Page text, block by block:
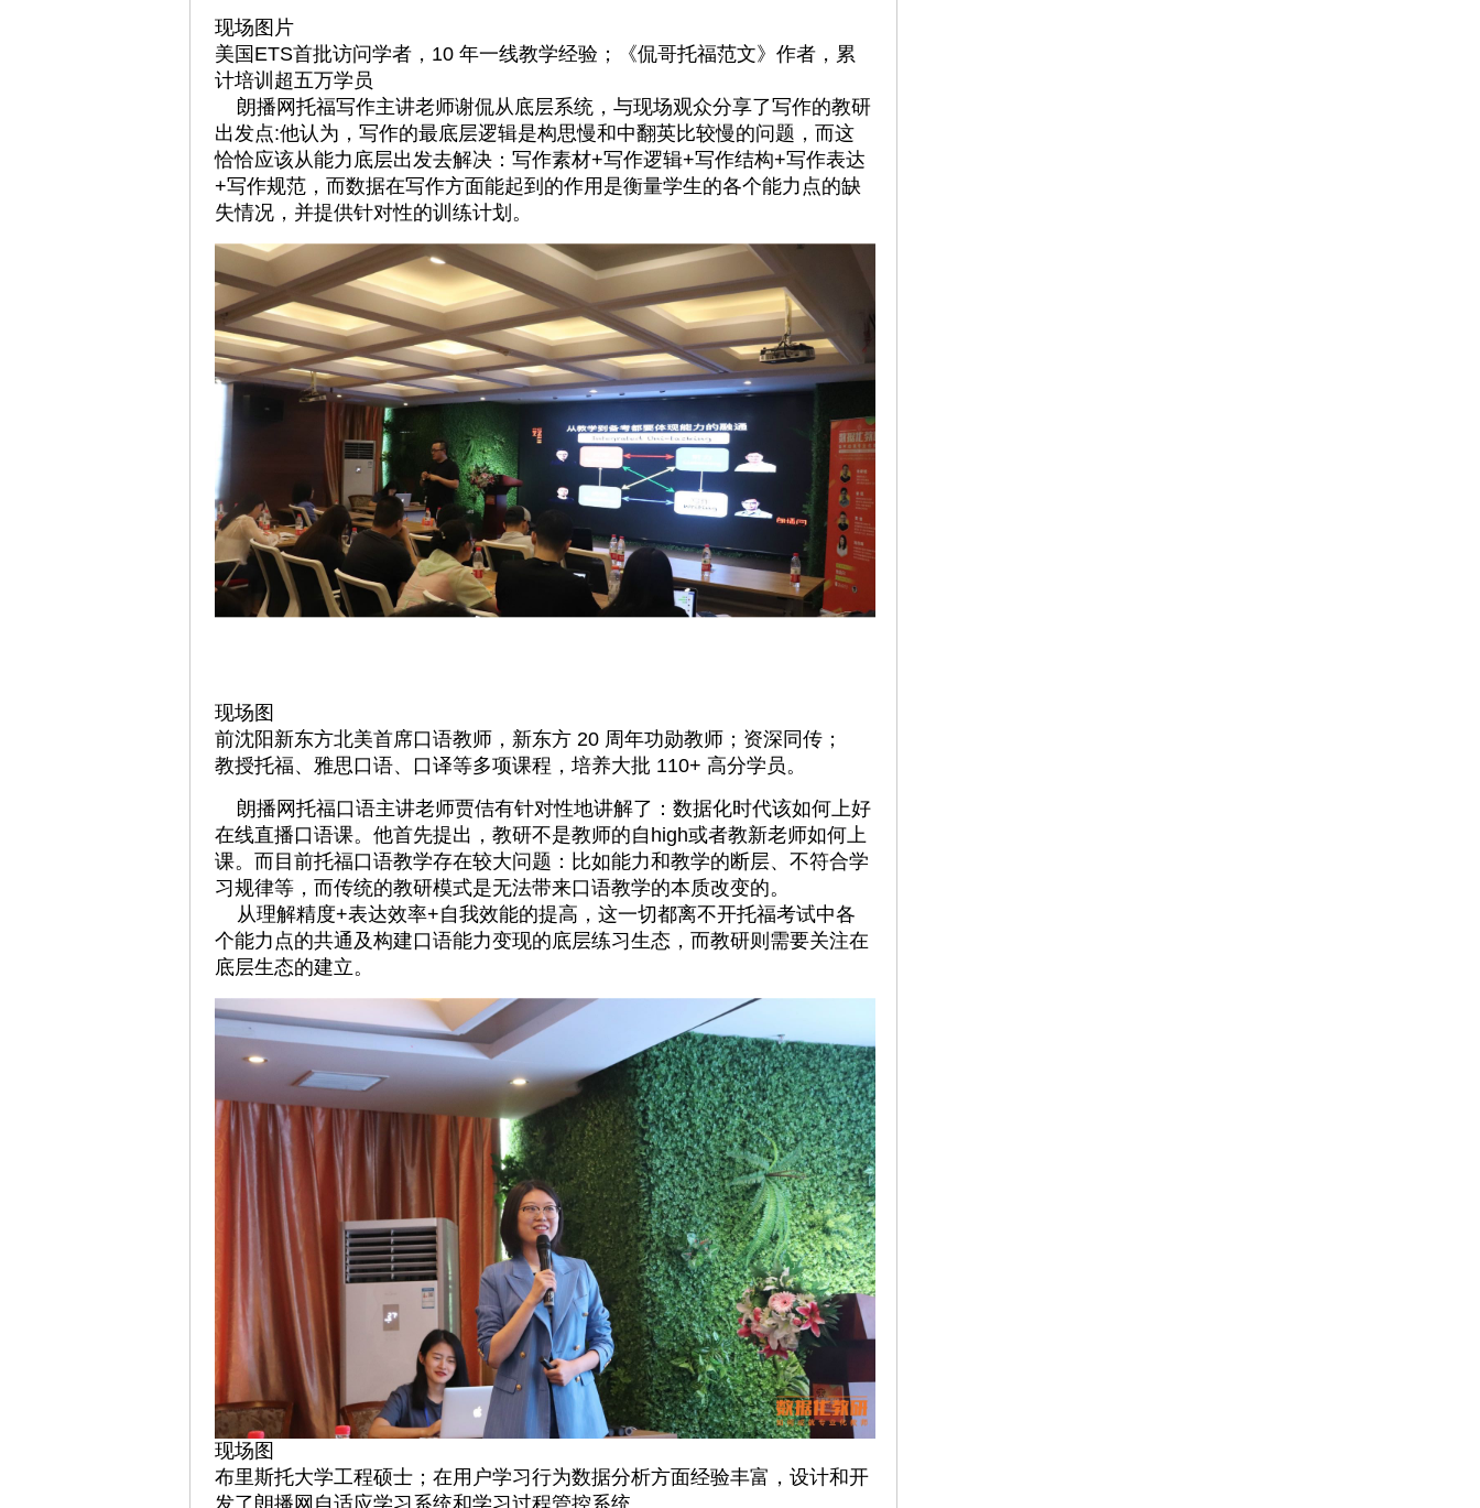
现场图片
美国ETS首批访问学者，10 年一线教学经验；《侃哥托福范文》作者，累
计培训超五万学员
朗播网托福写作主讲老师谢侃从底层系统，与现场观众分享了写作的教研
出发点:他认为，写作的最底层逻辑是构思慢和中翻英比较慢的问题，而这
恰恰应该从能力底层出发去解决：写作素材+写作逻辑+写作结构+写作表达
+写作规范，而数据在写作方面能起到的作用是衡量学生的各个能力点的缺
失情况，并提供针对性的训练计划。
现场图
前沈阳新东方北美首席口语教师，新东方 20 周年功勋教师；资深同传；
教授托福、雅思口语、口译等多项课程，培养大批 110+ 高分学员。
朗播网托福口语主讲老师贾佶有针对性地讲解了：数据化时代该如何上好
在线直播口语课。他首先提出，教研不是教师的自high或者教新老师如何上
课。而目前托福口语教学存在较大问题：比如能力和教学的断层、不符合学
习规律等，而传统的教研模式是无法带来口语教学的本质改变的。
从理解精度+表达效率+自我效能的提高，这一切都离不开托福考试中各
个能力点的共通及构建口语能力变现的底层练习生态，而教研则需要关注在
底层生态的建立。
现场图
布里斯托大学工程硕士；在用户学习行为数据分析方面经验丰富，设计和开